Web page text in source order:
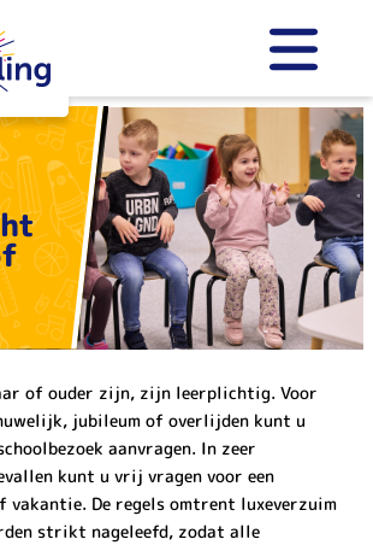
of ouder zijn, zijn leerplichtig. Voor
jubileum of overlijden kunt u
aanvragen. In zeer
kunt u vrij vragen voor een
vakantie. De regels omtrent luxeverzuim
strikt nageleefd, zodat alle